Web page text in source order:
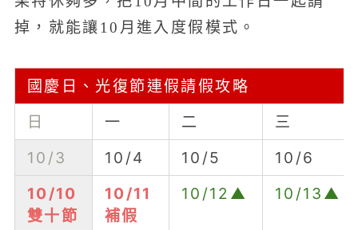
掉，就能讓10月進入度假模式。
國慶日、光復節連假請假攻略
日
一 二
三
10/3
10/4 10/5
10/6
10/10
雙十節
10/11
補假
10/12▲ 10/13▲